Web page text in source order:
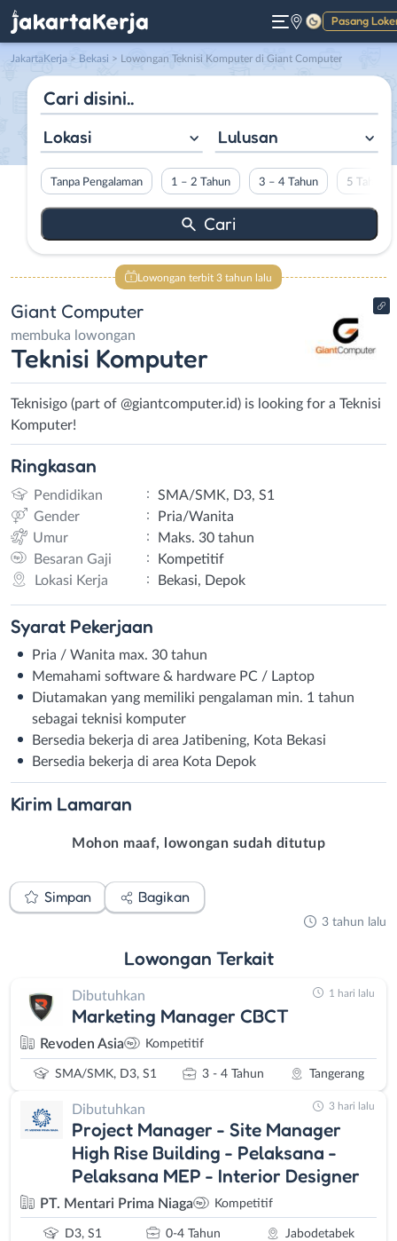
Pasang
Gelap
JakartaKerja > Bekasi > Lowongan Teknisi Komputer di Giant Computer
Lokasi Lulusan
Tanpa Pengalaman 1 – 2 Tahun 3 – 4 Tahun 5 Tahun
Lowongan terbit 3 tahun lalu
Giant Computer
membuka lowongan
Teknisi Komputer
Teknisigo (part of @giantcomputer.id) is looking for a Teknisi
Komputer!
Ringkasan
Pendidikan :
SMA/SMK, D3, S1
Gender
:
Pria/Wanita
Umur
:
Maks. 30 tahun
Besaran Gaji
:
Kompetitif
Lokasi Kerja
: Bekasi, Depok
Syarat Pekerjaan
Pria / Wanita max. 30 tahun
Memahami software & hardware PC / Laptop
Diutamakan yang memiliki pengalaman min. 1 tahun
sebagai teknisi komputer
Bersedia bekerja di area Jatibening, Kota Bekasi
Bersedia bekerja di area Kota Depok
Kirim Lamaran
Mohon maaf, lowongan sudah ditutup
Simpan Bagikan
3 tahun lalu
Lowongan Terkait
Dibutuhkan
Marketing Manager CBCT
Revoden Asia Kompetitif
SMA/SMK, D3, S1 3 - 4 Tahun Tangerang
1 hari lalu
Dibutuhkan
Project Manager - Site Manager
High Rise Building - Pelaksana -
Pelaksana MEP - Interior Designer
PT. Mentari Prima Niaga Kompetitif
D3, S1 0-4 Tahun Jabodetabek
3 hari lalu